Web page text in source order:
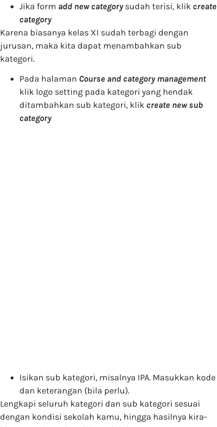
Jika form add new categorysudah terisi, klik create
category
Karena biasanya kelas XI sudah terbagi dengan
jurusan, maka kita dapat menambahkan sub
kategori.
Pada halaman Course and category management
klik logo setting pada kategori yang hendak
ditambahkan sub kategori, klik create new sub
category
Isikan sub kategori, misalnya IPA. Masukkan kode
dan keterangan (bila perlu).
Lengkapi seluruh kategori dan sub kategori sesuai
dengan kondisi sekolah kamu, hingga hasilnya kira-